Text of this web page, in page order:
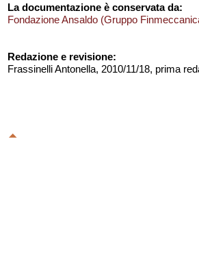
La documentazione è conservata da:
Fondazione Ansaldo (Gruppo
Redazione e revisione:
Frassinelli Antonella, 2010/11/18, prima